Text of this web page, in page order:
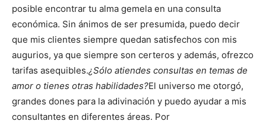
posible encontrar tu alma gemela en una consulta
económica. Sin ánimos de ser presumida, puedo decir
que mis clientes siempre quedan satisfechos con mis
augurios, ya que siempre son certeros y además, ofrezco
tarifas asequibles.¿Sólo atiendes consultas en temas de
amor o tienes otras habilidades?El universo me otorgó,
grandes dones para la adivinación y puedo ayudar a mis
consultantes en diferentes áreas. Por